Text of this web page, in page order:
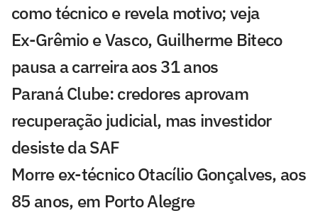
como técnico e revela motivo; veja
Ex-Grêmio e Vasco, Guilherme Biteco
pausa a carreira aos 31 anos
Paraná Clube: credores aprovam
recuperação judicial, mas investidor
desiste da SAF
Morre ex-técnico Otacílio Gonçalves, aos
85 anos, em Porto Alegre